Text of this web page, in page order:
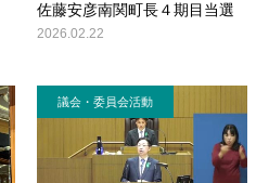
佐藤安彦南関町長４期目当選
2026.02.22
議会・委員会活動